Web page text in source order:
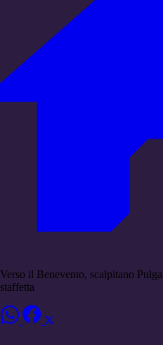
Verso il Benevento, scalpitano
staffetta